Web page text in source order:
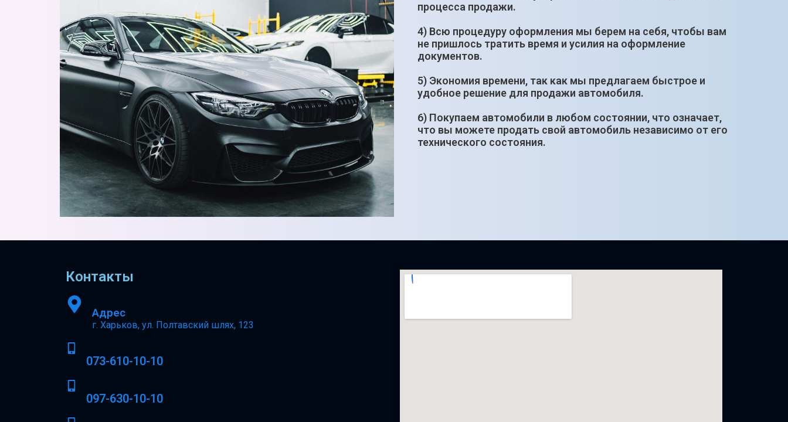
процесса продажи.
4) Всю процедуру оформления мы берем на себя, чтобы вам
не пришлось тратить время и усилия на оформление
документов.
5) Экономия времени, так как мы предлагаем быстрое и
удобное решение для продажи автомобиля.
6) Покупаем автомобили в любом состоянии, что означает,
что вы можете продать свой автомобиль независимо от его
технического состояния.
Контакты
Адрес
г. Харьков, ул. Полтавский шлях, 123
073-610-10-10
097-630-10-10